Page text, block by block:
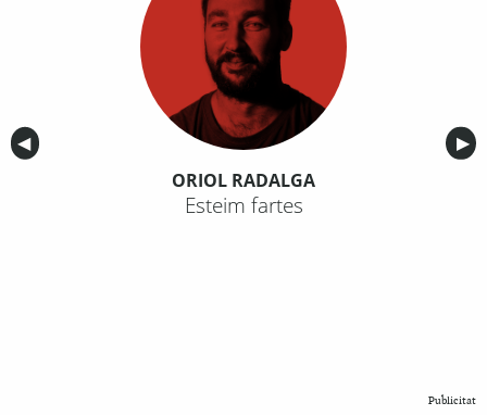
Anterior
◀︎ ▶︎
ORIOL RADALGA
Esteim fartes
Publicitat